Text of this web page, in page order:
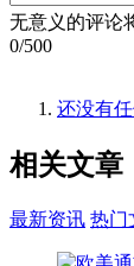
无意义的评论
0/500
还没有
相关文章
最新资讯 热门